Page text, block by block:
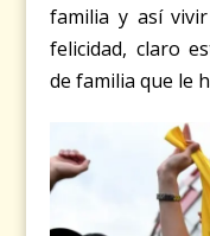
familia y así
felicidad, claro
de familia que le